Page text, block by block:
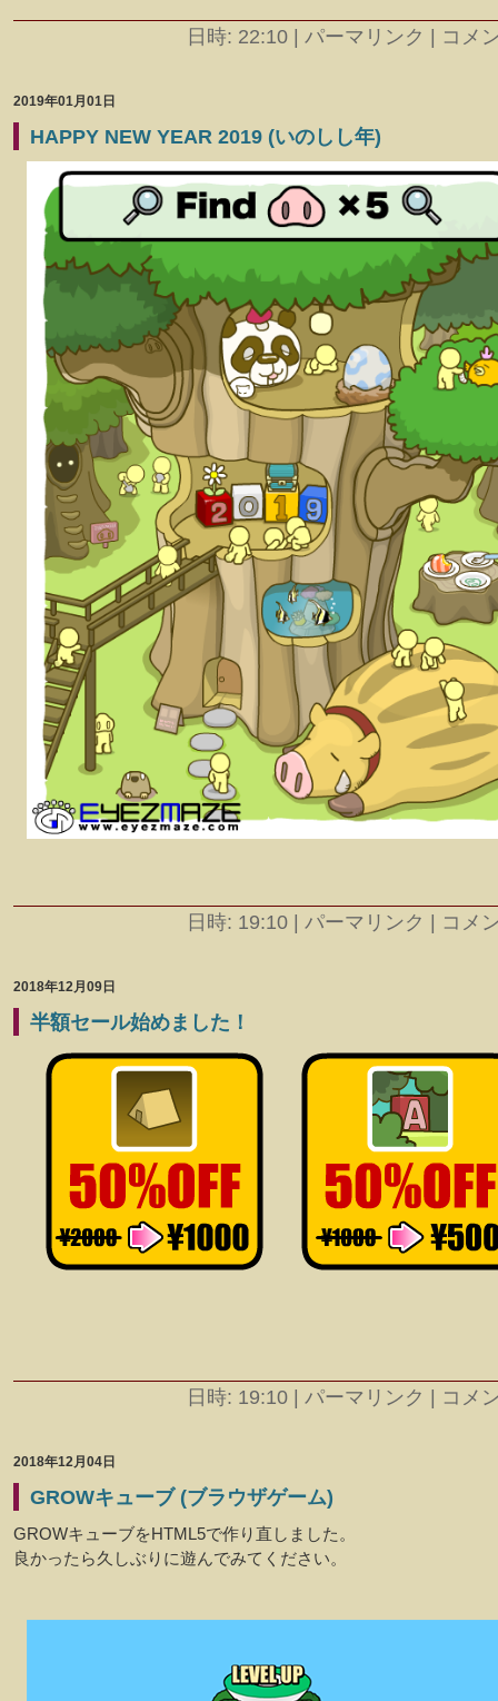
日時: 22:10 | パーマリンク | コメ
2019年01月01日
HAPPY NEW YEAR 2019 (いのしし年)
日時: 19:10 | パーマリンク | コメ
2018年12月09日
半額セール始めました！
日時: 19:10 | パーマリンク | コメ
2018年12月04日
GROWキューブ (ブラウザゲーム)
GROWキューブをHTML5で作り直しました。
良かったら久しぶりに遊んでみてください。